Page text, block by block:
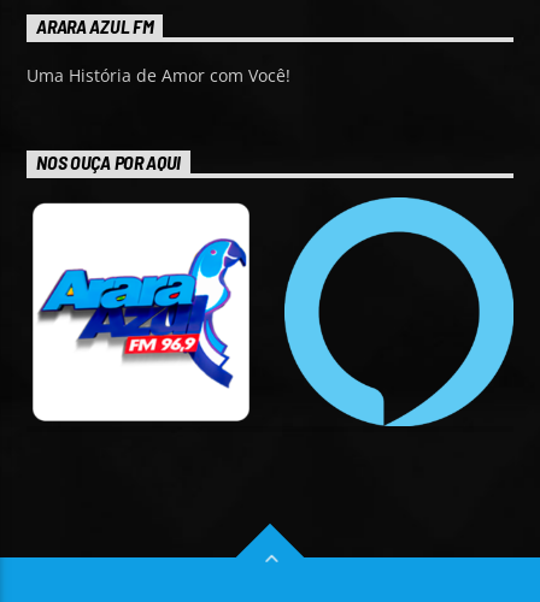
ARARA AZUL FM
Uma História de Amor com Você!
NOS OUÇA POR AQUI